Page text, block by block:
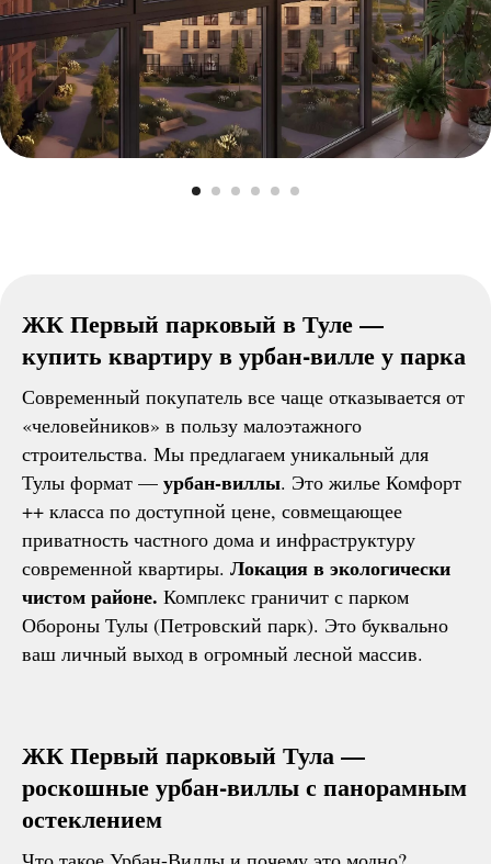
ЖК Первый парковый в Туле —
купить квартиру в урбан-вилле у парка
Современный покупатель все чаще отказывается от
«человейников» в пользу малоэтажного
строительства. Мы предлагаем уникальный для
Тулы формат — урбан-виллы. Это жилье Комфорт
++ класса по доступной цене, совмещающее
приватность частного дома и инфраструктуру
современной квартиры. Локация в экологически
чистом районе. Комплекс граничит с парком
Обороны Тулы (Петровский парк). Это буквально
ваш личный выход в огромный лесной массив.
ЖК Первый парковый Тула —
роскошные урбан-виллы с панорамным
остеклением